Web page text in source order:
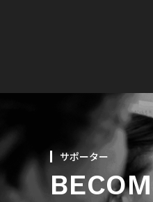
サポーター